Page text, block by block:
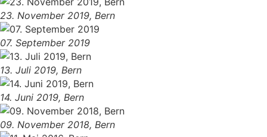
23. November 2019, Bern
07. September 2019
13. Juli 2019, Bern
14. Juni 2019, Bern
09. November 2018, Bern